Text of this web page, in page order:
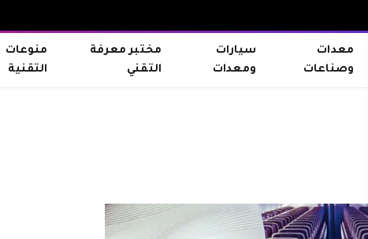
معدات
وصناعات
سيارات
ومعدات
مختبر معرفة
التقني
منوعات
التقنية